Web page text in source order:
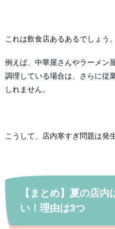
これは飲食店あるあるでしょう。
例えば、中華屋さんやラーメン
調理している場合は、さらに従
しれません。
こうして、店内寒すぎ問題は発
【まとめ】夏の店
い！理由は3つ